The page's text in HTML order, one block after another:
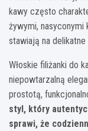
kawy często
żywymi,
stawiają na
Włoskie filiżanki do
niepowtarzalną
prostotą,
styl, który
sprawi, że